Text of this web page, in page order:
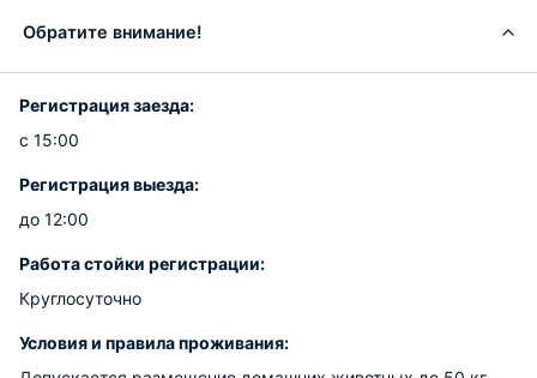
Обратите внимание!
Регистрация заезда:
с 15:00
Регистрация выезда:
до 12:00
Работа стойки регистрации:
Круглосуточно
Условия и правила проживания: